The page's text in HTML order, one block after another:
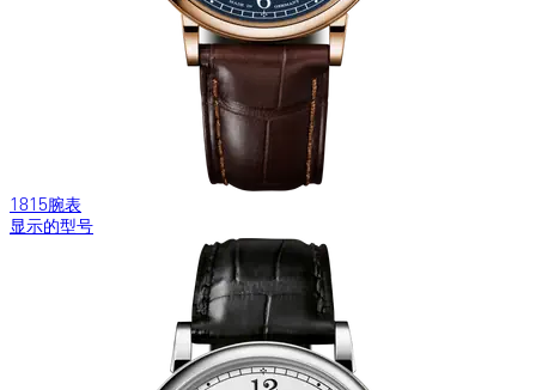
1815腕表
显示的型号